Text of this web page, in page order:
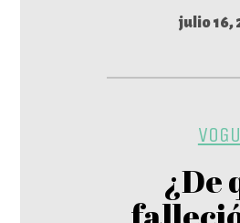
julio 16,
¿De